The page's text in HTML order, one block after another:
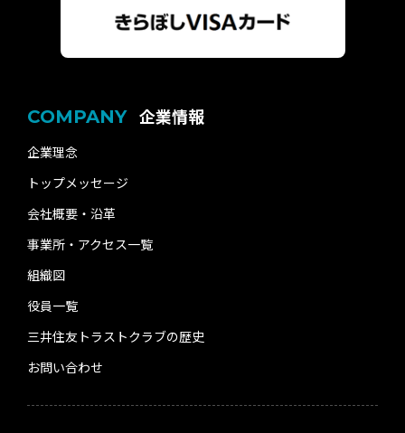
COMPANY 企業情報
企業理念
トップメッセージ
会社概要・沿革
事業所・アクセス一覧
組織図
役員一覧
三井住友トラストクラブの歴史
お問い合わせ